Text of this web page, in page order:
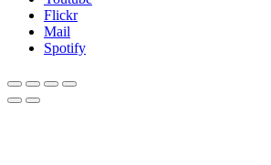
Flickr
Mail
Spotify